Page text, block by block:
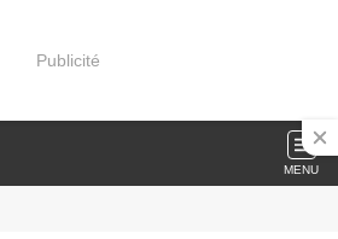
Publicité
MENU